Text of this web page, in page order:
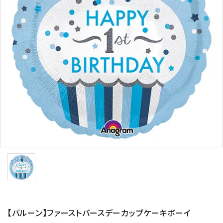
商品タイプから探す
価格から探す
コンテンツ
ガイドライン
ACCOUNT MENU
ようこそ ゲスト 様
meeting_room ログイン
【バルーン】ファーストバースデーカップケーキボーイ